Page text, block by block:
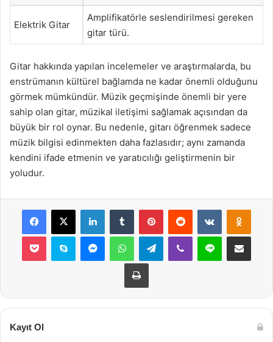
Elektrik Gitar
Amplifikatörle seslendirilmesi gereken
gitar türü.
Gitar hakkında yapılan incelemeler ve araştırmalarda, bu
enstrümanın kültürel bağlamda ne kadar önemli olduğunu
görmek mümkündür. Müzik geçmişinde önemli bir yere
sahip olan gitar, müzikal iletişimi sağlamak açısından da
büyük bir rol oynar. Bu nedenle, gitarı öğrenmek sadece
müzik bilgisi edinmekten daha fazlasıdır; aynı zamanda
kendini ifade etmenin ve yaratıcılığı geliştirmenin bir
yoludur.
Facebook
X LinkedInTumblr PinterestReddit VKontakte
Pocket Skype MessengerWhatsAppTelegramViber Line E-Posta ile
Yazdır
Kayıt Ol